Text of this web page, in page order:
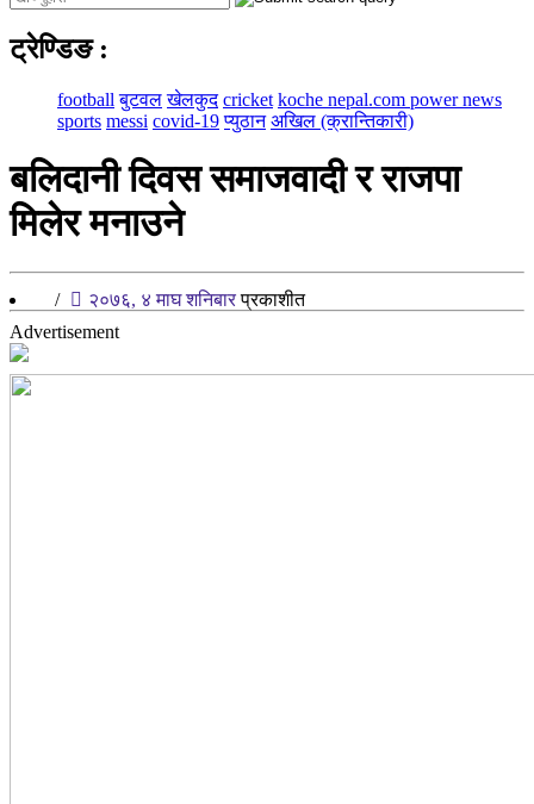
ट्रेण्डिङ :
football बुटवल खेलकुद cricket koche nepal.com power news
sports messi covid-19 प्युठान अखिल (क्रान्तिकारी)
बलिदानी दिवस समाजवादी र राजपा
मिलेर मनाउने
/ २०७६, ४ माघ शनिबारप्रकाशीत
Advertisement